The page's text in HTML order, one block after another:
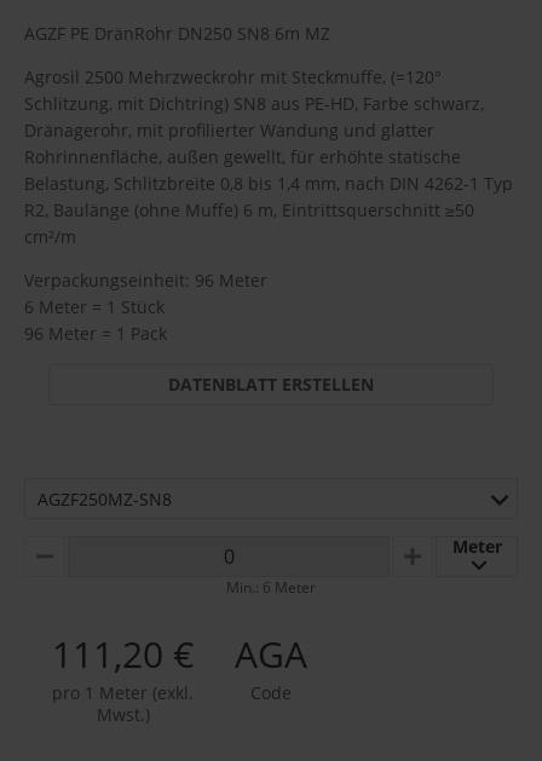
AGZF PE DränRohr DN250 SN8 6m MZ
Agrosil 2500 Mehrzweckrohr mit Steckmuffe, (=120°
Schlitzung, mit Dichtring) SN8 aus PE-HD, Farbe schwarz,
Dränagerohr, mit profilierter Wandung und glatter
Rohrinnenfläche, außen gewellt, für erhöhte statische
Belastung, Schlitzbreite 0,8 bis 1,4 mm, nach DIN 4262-1 Typ
R2, Baulänge (ohne Muffe) 6 m, Eintrittsquerschnitt ≥50
cm²/m
Verpackungseinheit: 96 Meter
6 Meter = 1 Stück
96 Meter = 1 Pack
DATENBLATT ERSTELLEN
AGZF250MZ-SN8
MINUS PLUS
Meter
Min.: 6 Meter
111,20 €
pro 1 Meter (exkl.
Mwst.)
AGA
Code